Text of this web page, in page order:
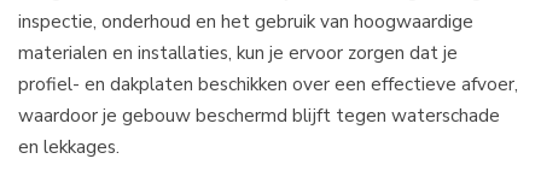
inspectie, onderhoud en het gebruik van hoogwaardige
materialen en installaties, kun je ervoor zorgen dat je
profiel- en dakplaten beschikken over een effectieve afvoer,
waardoor je gebouw beschermd blijft tegen waterschade
en lekkages.